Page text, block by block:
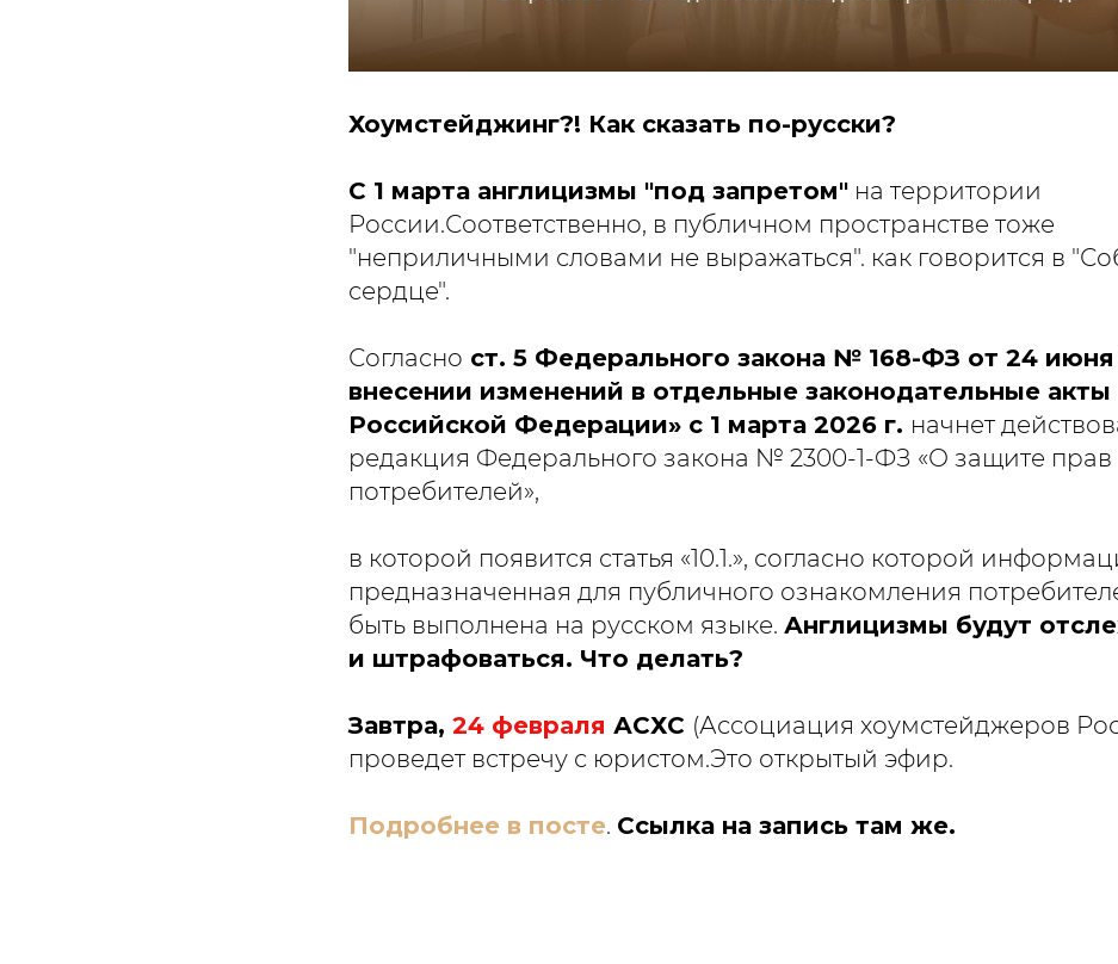
Хоумстейджинг?! Как сказать по-русски?
С 1 марта англицизмы "под запретом" на территории
России.Соответственно, в публичном пространстве тоже
"неприличными словами не выражаться". как говорится в
сердце".
Согласно ст. 5 Федерального закона № 168-ФЗ от 24 июня
внесении изменений в отдельные законодательные акты
Российской Федерации» с 1 марта 2026 г. начнет
редакция Федерального закона № 2300-1-ФЗ «О защите прав
потребителей»,
в которой появится статья «10.1.», согласно которой
предназначенная для публичного ознакомления
быть выполнена на русском языке. Англицизмы будут
и штрафоваться. Что делать?
Завтра, 24 февраля АСХС (Ассоциация хоумстейджеров
проведет встречу с юристом.Это открытый эфир.
Подробнее в посте. Ссылка на запись там же.